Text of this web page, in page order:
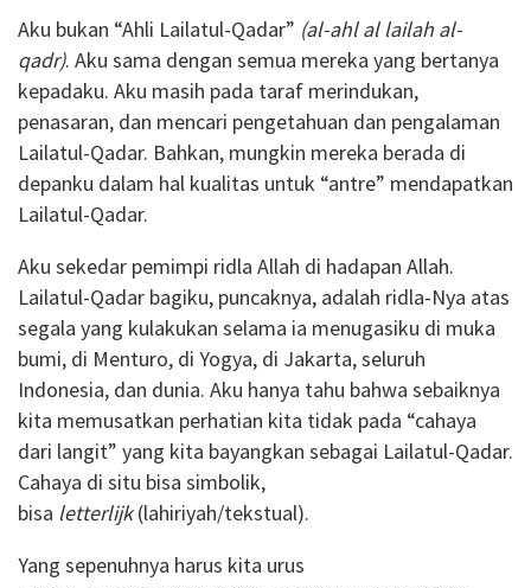
Aku bukan “Ahli Lailatul-Qadar” (al-ahl al lailah al-
qadr). Aku sama dengan semua mereka yang bertanya
kepadaku. Aku masih pada taraf merindukan,
penasaran, dan mencari pengetahuan dan pengalaman
Lailatul-Qadar. Bahkan, mungkin mereka berada di
depanku dalam hal kualitas untuk “antre” mendapatkan
Lailatul-Qadar.
Aku sekedar pemimpi ridla Allah di hadapan Allah.
Lailatul-Qadar bagiku, puncaknya, adalah ridla-Nya atas
segala yang kulakukan selama ia menugasiku di muka
bumi, di Menturo, di Yogya, di Jakarta, seluruh
Indonesia, dan dunia. Aku hanya tahu bahwa sebaiknya
kita memusatkan perhatian kita tidak pada “cahaya
dari langit” yang kita bayangkan sebagai Lailatul-Qadar.
Cahaya di situ bisa simbolik,
bisa letterlijk(lahiriyah/tekstual).
Yang sepenuhnya harus kita urus